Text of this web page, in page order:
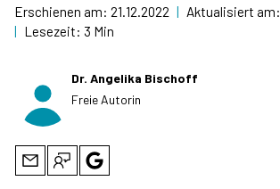
Erschienen am: 21.12.2022 | Aktualisiert am:
| Lesezeit: 3 Min
Dr. Angelika Bischoff
Freie Autorin